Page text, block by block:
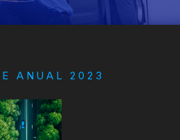
ANUAL 2023